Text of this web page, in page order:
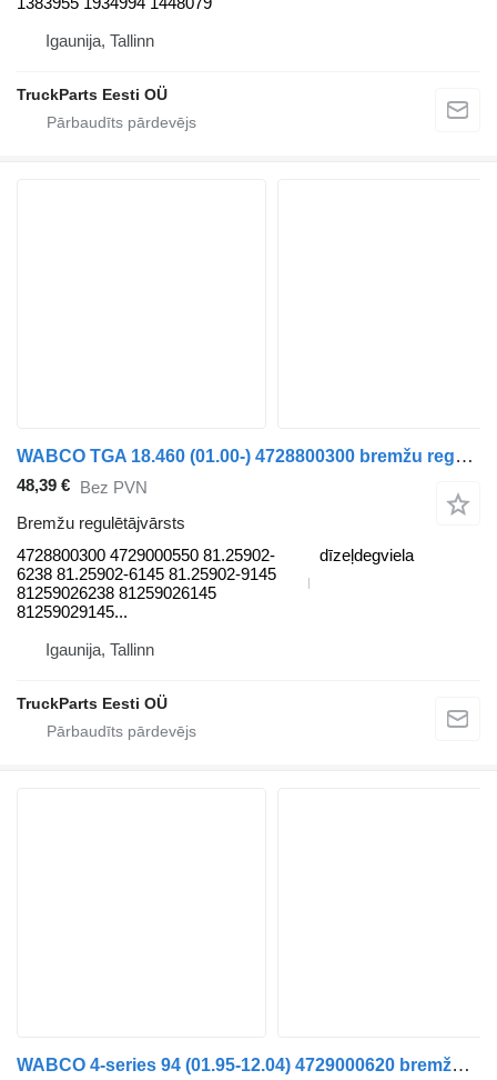
Igaunija, Tallinn
TruckParts Eesti OÜ
WABCO TGA 18.460 (01.00-) 4728800300 bremžu regulētājvārsts paredzēts MAN 4-series, TGA (1993-2009) vilcēja
48,39 € Bez PVN
Bremžu regulētājvārsts
4728800300 4729000550 81.25902-
6238 81.25902-6145 81.25902-9145
81259026238 81259026145
81259029145...
dīzeļdegviela
Igaunija, Tallinn
TruckParts Eesti OÜ
WABCO 4-series 94 (01.95-12.04) 4729000620 bremžu regulētājvārsts paredzēts Scania 4-series (1995-2006) vilcēja